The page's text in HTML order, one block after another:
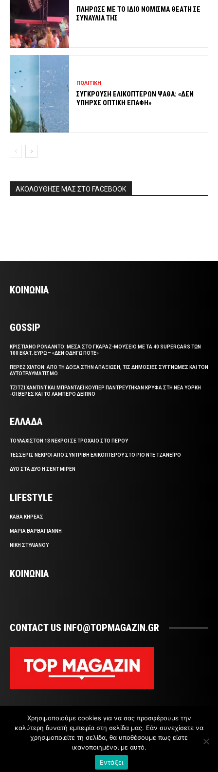
ΠΛΗΡΩΣΕ ΜΕ ΤΟ ΙΔΙΟ ΝΟΜΙΣΜΑ ΘΕΑΤΗ ΣΕ
ΣΥΝΑΥΛΙΑ ΤΗΣ
ΠΟΛΙΤΙΚΗ
ΣΥΓΚΡΟΥΣΗ ΕΛΙΚΟΠΤΕΡΩΝ ΨΑΘΑ: «ΔΕΝ
ΥΠΗΡΧΕ ΟΠΤΙΚΗ ΕΠΑΦΗ»
ΑΚΟΛΟΥΘΗΣΕ ΜΑΣ ΣΤΟ FACEBOOK
ΚΟΙΝΩΝΙΑ
GOSSIP
ΚΡΙΣΤΙΑΝΟ ΡΟΝΑΛΝΤΟ: ΜΕΣΑ ΣΤΟ ΓΚΑΡΑΖ-ΜΟΥΣΕΙΟ ΜΕ ΤΑ 40 SUPERCARS ΤΩΝ
100 ΕΚΑΤ. ΕΥΡΩ – «ΔΕΝ ΟΔΗΓΩ ΠΟΤΕ»
ΠΕΡΕΖ ΧΙΛΤΟΝ: ΑΠΟ ΤΗ ΔΟΞΑ ΣΤΗΝ ΑΠΑΞΙΩΣΗ, ΤΙΣ ΔΗΜΟΣΙΕΣ ΣΥΓΓΝΩΜΕΣ ΚΑΙ ΤΟΝ
ΑΥΤΟΤΡΑΥΜΑΤΙΣΜΟ
ΤΖΙΤΖΙ ΧΑΝΤΙΝΤ ΚΑΙ ΜΠΡΑΝΤΛΕΪ ΚΟΥΠΕΡ ΠΑΝΤΡΕΥΤΗΚΑΝ ΚΡΥΦΑ ΣΤΗ ΝΕΑ ΥΟΡΚΗ
-ΟΙ ΒΕΡΕΣ ΚΑΙ ΤΟ ΛΑΜΠΕΡΟ ΔΕΙΠΝΟ
ΕΛΛΑΔΑ
ΤΟΥΛΑΧΙΣΤΟΝ 13 ΝΕΚΡΟΙ ΣΕ ΤΡΟΧΑΙΟ ΣΤΟ ΠΕΡΟΥ
ΤΕΣΣΕΡΙΣ ΝΕΚΡΟΙ ΑΠΟ ΣΥΝΤΡΙΒΗ ΕΛΙΚΟΠΤΕΡΟΥ ΣΤΟ ΡΙΟ ΝΤΕ ΤΖΑΝΕΪΡΟ
ΔΥΟ ΣΤΑ ΔΥΟ Η ΣΕΝΤ ΜΙΡΕΝ
LIFESTYLE
ΚΑΒΑ ΚΗΡΕΑΣ
ΜΑΡΙΑ ΒΑΡΒΑΓΙΑΝΝΗ
ΝΙΚΗ ΣΤΥΛΙΑΝΟΥ
ΚΟΙΝΩΝΙΑ
CONTACT US INFO@TOPMAGAZIN.GR
Χρησιμοποιούμε cookies για να σας προσφέρουμε την
καλύτερη δυνατή εμπειρία στη σελίδα μας. Εάν συνεχίσετε να
χρησιμοποιείτε τη σελίδα, θα υποθέσουμε πως είστε
ικανοποιημένοι με αυτό.
Εντάξει